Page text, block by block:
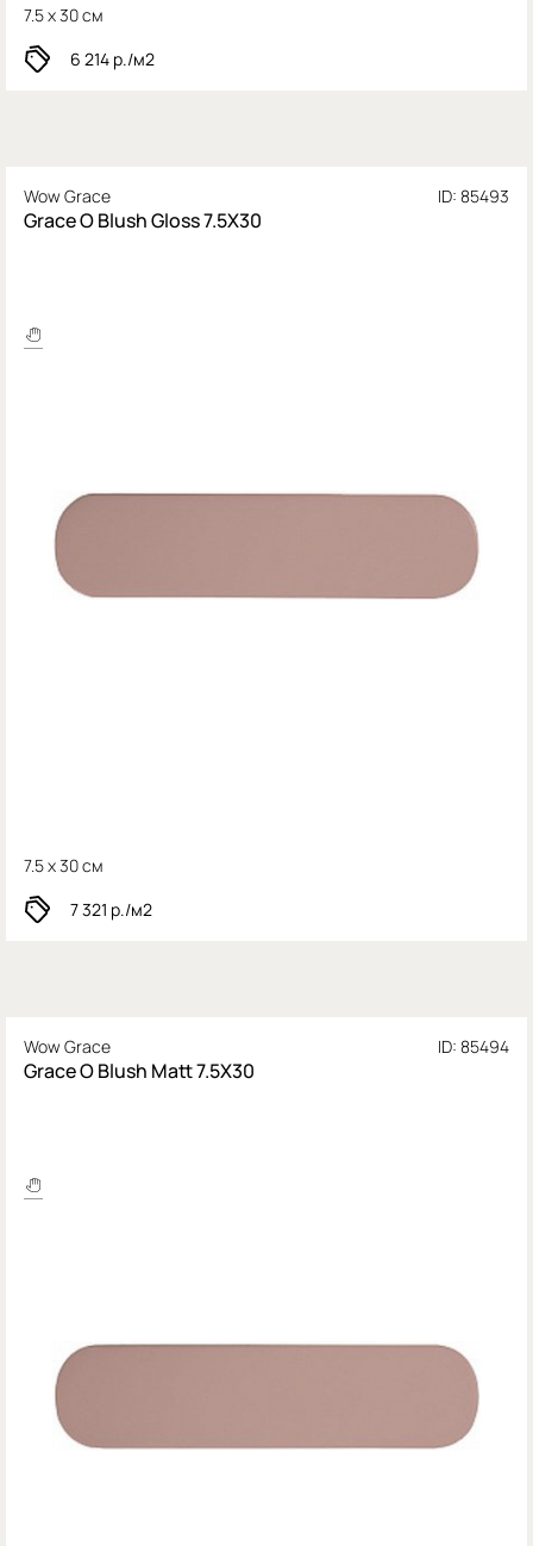
7.5 x 30 см
6 214 р./м2
Wow Grace ID: 85493
Grace O Blush Gloss 7.5X30
7.5 x 30 см
7 321 р./м2
Wow Grace ID: 85494
Grace O Blush Matt 7.5X30